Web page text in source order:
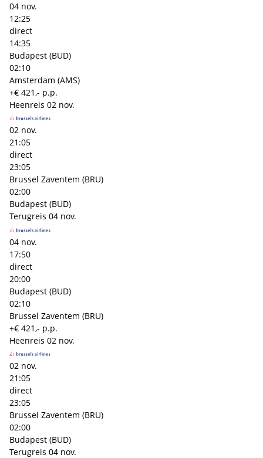
04 nov.
12:25
direct
14:35
Budapest (BUD)
02:10
Amsterdam (AMS)
+€ 421,- p.p.
Heenreis 02 nov.
02 nov.
21:05
direct
23:05
Brussel Zaventem (BRU)
02:00
Budapest (BUD)
Terugreis 04 nov.
04 nov.
17:50
direct
20:00
Budapest (BUD)
02:10
Brussel Zaventem (BRU)
+€ 421,- p.p.
Heenreis 02 nov.
02 nov.
21:05
direct
23:05
Brussel Zaventem (BRU)
02:00
Budapest (BUD)
Terugreis 04 nov.